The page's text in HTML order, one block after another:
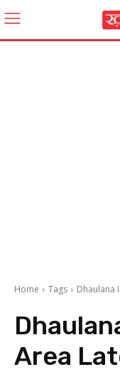
Home Tags Dhaulana
Area